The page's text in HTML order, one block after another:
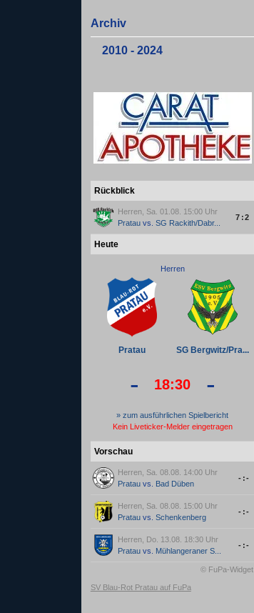
Archiv
2010 - 2024
Rückblick
Herren, Sa. 01.08. 15:00 Uhr
Pratauvs. SG Rackith/Dabr...
7:2
Heute
Herren
Pratau SG Bergwitz/Pra...
- 18:30 -
» zum ausführlichen Spielbericht
Kein Liveticker-Melder eingetragen
Vorschau
Herren, Sa. 08.08. 14:00 Uhr
Pratauvs. Bad Düben
-:-
Herren, Sa. 08.08. 15:00 Uhr
Pratauvs. Schenkenberg
-:-
Herren, Do. 13.08. 18:30 Uhr
Pratauvs. Mühlangeraner S...
-:-
© FuPa-Widget
SV Blau-Rot Pratau auf FuPa